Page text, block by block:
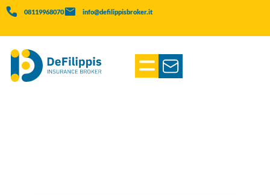
08119968070 info@defilippisbroker.it